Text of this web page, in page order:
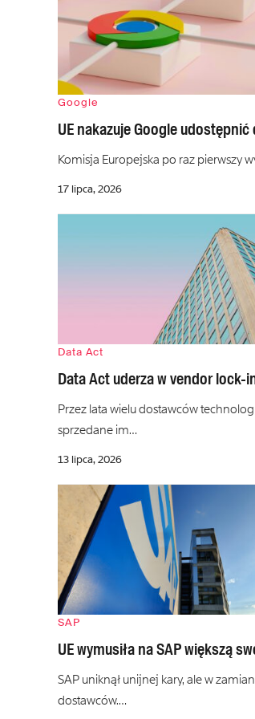
Google
UE nakazuje Google
Komisja Europejska po raz pierwszy
17 lipca, 2026
Data Act
Data Act uderza w vendor lock-
Przez lata wielu dostawców
sprzedane im…
13 lipca, 2026
SAP
UE wymusiła na SAP większą
SAP uniknął unijnej kary, ale w
dostawców.…